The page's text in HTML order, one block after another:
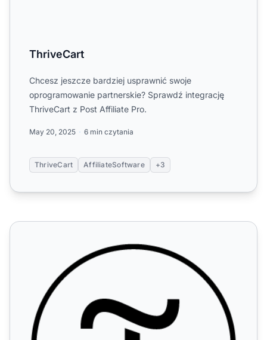
ThriveCart
Chcesz jeszcze bardziej usprawnić swoje
oprogramowanie partnerskie? Sprawdź integrację
ThriveCart z Post Affiliate Pro.
May 20, 2025 6 min czytania
ThriveCart AffiliateSoftware +3
Tilda